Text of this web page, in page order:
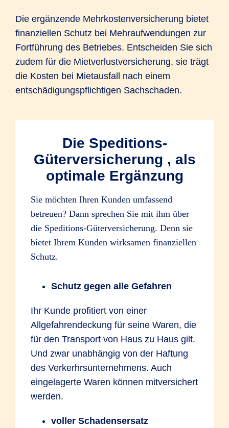
Die ergänzende Mehrkostenversicherung bietet
finanziellen Schutz bei Mehraufwendungen zur
Fortführung des Betriebes. Entscheiden Sie sich
zudem für die Mietverlustversicherung, sie trägt
die Kosten bei Mietausfall nach einem
entschädigungspflichtigen Sachschaden.
Die Speditions-
Güterversicherung , als
optimale Ergänzung
Sie möchten Ihren Kunden umfassend
betreuen? Dann sprechen Sie mit ihm über
die Speditions-Güterversicherung. Denn sie
bietet Ihrem Kunden wirksamen finanziellen
Schutz.
Schutz gegen alle Gefahren
Ihr Kunde profitiert von einer
Allgefahrendeckung für seine Waren, die
für den Transport von Haus zu Haus gilt.
Und zwar unabhängig von der Haftung
des Verkerhrsunternehmens. Auch
eingelagerte Waren können mitversichert
werden.
voller Schadensersatz